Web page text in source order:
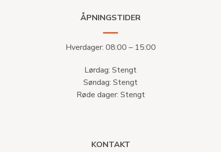
ÅPNINGSTIDER
Hverdager: 08:00 – 15:00
Lørdag: Stengt
Søndag: Stengt
Røde dager: Stengt
KONTAKT